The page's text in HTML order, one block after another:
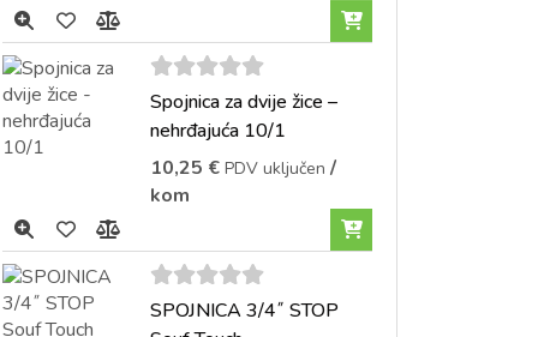
5out of
5
Spojnica za dvije žice –
nehrđajuća 10/1
10,25 € PDV uključen /
kom
5out of
SPOJNICA 3/4˝ STOP